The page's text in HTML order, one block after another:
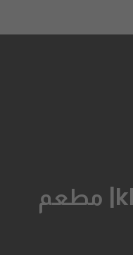
khalil restaurant| مطعم